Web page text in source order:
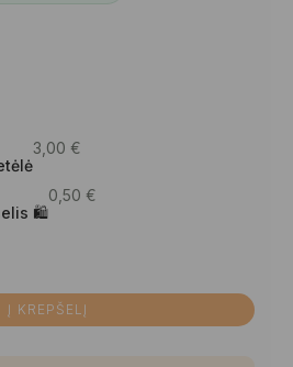
3,00 €
🛍
0,50 €
Į KREPŠELĮ